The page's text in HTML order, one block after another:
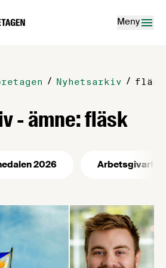
till startsidan
Meny
/ Nyhetsarkiv / fläsk
- ämne: fläsk
2026